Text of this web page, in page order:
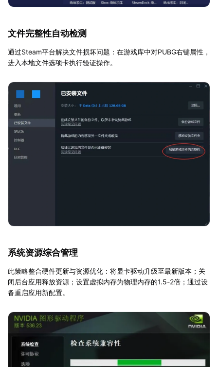
文件完整性自动检测
通过Steam平台解决文件损坏问题：在游戏库中对PUBG右键属性，
进入本地文件选项卡执行验证操作。
系统资源综合管理
此策略整合硬件更新与资源优化：将显卡驱动升级至最新版本；关
闭后台应用释放资源；设置虚拟内存为物理内存的1.5-2倍；通过设
备重启应用新配置。